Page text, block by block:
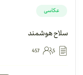
عکاسی
سلاح هوشمند
5
457